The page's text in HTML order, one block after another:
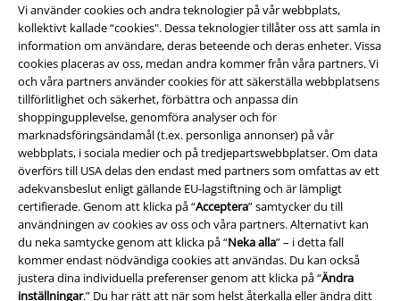
Vi använder cookies och andra teknologier på vår webbplats,
kollektivt kallade “cookies". Dessa teknologier tillåter oss att samla in
information om användare, deras beteende och deras enheter. Vissa
cookies placeras av oss, medan andra kommer från våra partners. Vi
och våra partners använder cookies för att säkerställa webbplatsens
tillförlitlighet och säkerhet, förbättra och anpassa din
shoppingupplevelse, genomföra analyser och för
marknadsföringsändamål (t.ex. personliga annonser) på vår
webbplats, i sociala medier och på tredjepartswebbplatser. Om data
överförs till USA delas den endast med partners som omfattas av ett
adekvansbeslut enligt gällande EU-lagstiftning och är lämpligt
certifierade. Genom att klicka på “Acceptera” samtycker du till
användningen av cookies av oss och våra partners. Alternativt kan
du neka samtycke genom att klicka på “Neka alla” – i detta fall
kommer endast nödvändiga cookies att användas. Du kan också
justera dina individuella preferenser genom att klicka på “Ändra
inställningar.” Du har rätt att när som helst återkalla eller ändra ditt
Juridisk information/Villkor
Villkor
Om oss
Ladda ner villkoren
Avfallshantering och miljöskydd
Försäkran om överensstämmelse